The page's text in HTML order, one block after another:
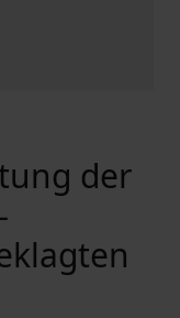
der